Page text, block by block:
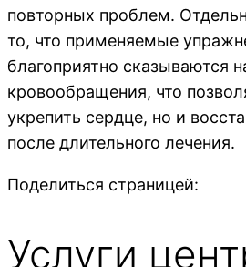
повторных проблем.
то, что применяемые
благоприятно сказываются
кровообращения, что
укрепить сердце, но и
после длительного лечения.
Поделиться страницей:
Услуги